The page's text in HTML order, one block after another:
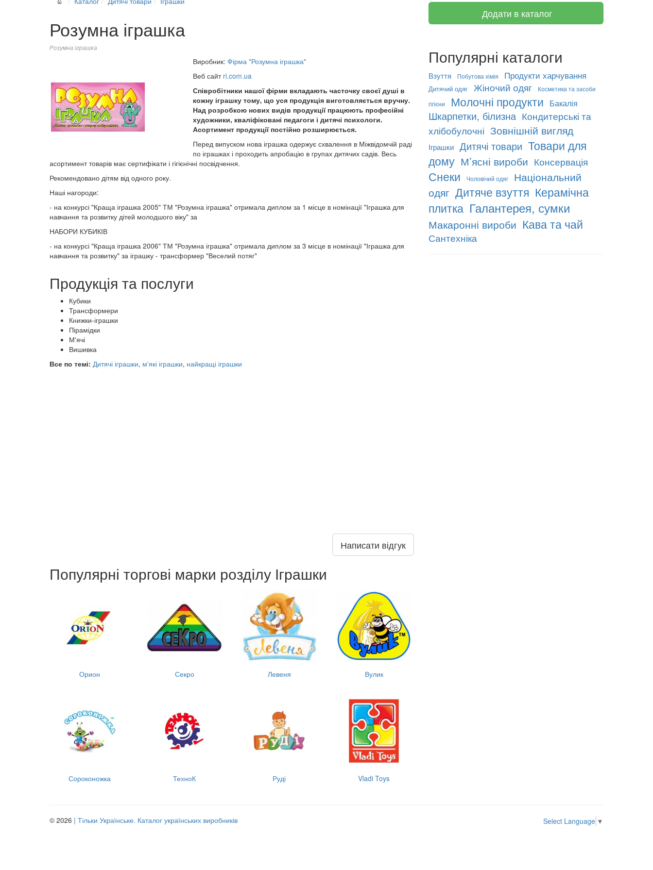
Розумна іграшка
Розумна іграшка
Виробник: Фірма "Розумна іграшка"
Веб сайт ri.com.ua
Співробітники нашої фірми вкладають часточку своєї душі в
кожну іграшку тому, що уся продукція виготовляється вручну.
Над розробкою нових видів продукції працюють професійні
художники, кваліфіковані педагоги і дитячі психологи.
Асортимент продукції постійно розширюється.
Перед випуском нова іграшка одержує схвалення в Міжвідомчій раді
по іграшках і проходить апробацію в групах дитячих садів. Весь
асортимент товарів має сертифікати і гігієнічні посвідчення.
Рекомендовано дітям від одного року.
Наші нагороди:
- на конкурсі "Краща іграшка 2005" ТМ "Розумна іграшка" отримала диплом за 1 місце в номінації "Іграшка для
навчання та розвитку дітей молодшого віку" за
НАБОРИ КУБИКІВ
- на конкурсі "Краща іграшка 2006" ТМ "Розумна іграшка" отримала диплом за 3 місце в номінації "Іграшка для
навчання та розвитку" за іграшку - трансформер "Веселий потяг"
Продукція та послуги
Кубики
Трансформери
Книжки-іграшки
Пірамідки
М'ячі
Вишивка
Все по темі: Дитячі іграшки, м'які іграшки, найкращі іграшки
Написати відгук
Популярні торгові марки розділу Іграшки
Орион Секро Левеня Вулик
Сороконожка ТехноК Руді Vladi Toys
Додати в каталог
Популярні каталоги
Взуття Побутова хімія Продукти харчування
Дитячий одяг Жіночий одяг
Косметика та засоби
гігієни
Молочні продукти Бакалія
Шкарпетки, білизна Кондитерські та
хлібобулочні Зовнішній вигляд
Іграшки Дитячі товари Товари для
дому М’ясні вироби Консервація
Снеки Чоловічий одяг
Національний
одяг Дитяче взуття Керамічна
плитка Галантерея, сумки
Макаронні вироби Кава та чай
Сантехніка
© 2026 | Тільки Українське. Каталог українських виробників Select Language ▼